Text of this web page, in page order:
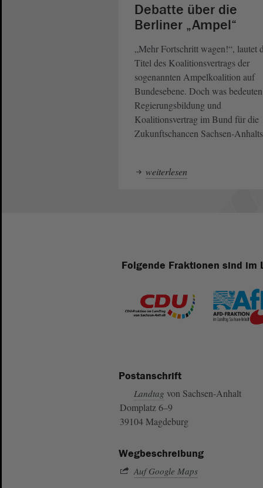
Debatte über die
Berliner „Ampel“
„Mehr Fortschritt wagen!“, lautet
Titel des Koalitionsvertrags der
sogenannten Ampelkoalition auf
Bundesebene. Doch was bedeuten
Regierungsbildung und
Koalitionsvertrag im Bund für die
Zukunftschancen Sachsen-
weiterlesen
Folgende Fraktionen sind im
Postanschrift
Landtag von Sachsen-Anhalt
Domplatz 6–9
39104 Magdeburg
Wegbeschreibung
Auf Google Maps